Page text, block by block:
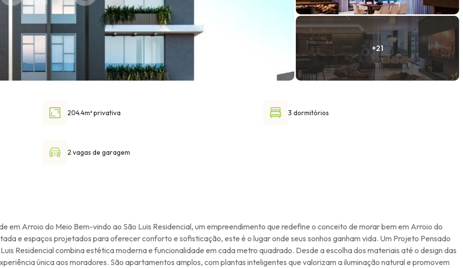
204.4m² privativa 3 dormitórios
2 vagas de garagem
em Arroio do Meio Bem-vindo ao São Luis Residencial, um empreendimento que redefine o conceito de morar bem em Arroio do
e espaços projetados para oferecer conforto e sofisticação, este é o lugar onde seus sonhos ganham vida. Um Projeto Pensado
Residencial combina estética moderna e funcionalidade em cada metro quadrado. Desde a escolha dos materiais até o design das
única aos moradores. São apartamentos amplos, com plantas inteligentes que valorizam a iluminação natural e promovem